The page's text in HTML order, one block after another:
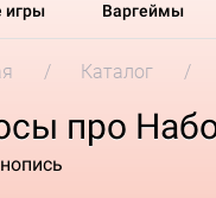
игры Варгеймы
Каталог
про